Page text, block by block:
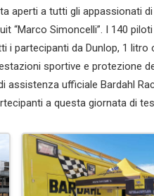
aperti a tutti gli appassionati
“Marco Simoncelli”. I 140
i partecipanti da Dunlop, 1
sportive e protezione
assistenza ufficiale Bardahl
a questa giornata di